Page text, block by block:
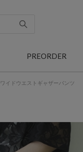
PREORDER
ワイドウエストギャザーパンツ